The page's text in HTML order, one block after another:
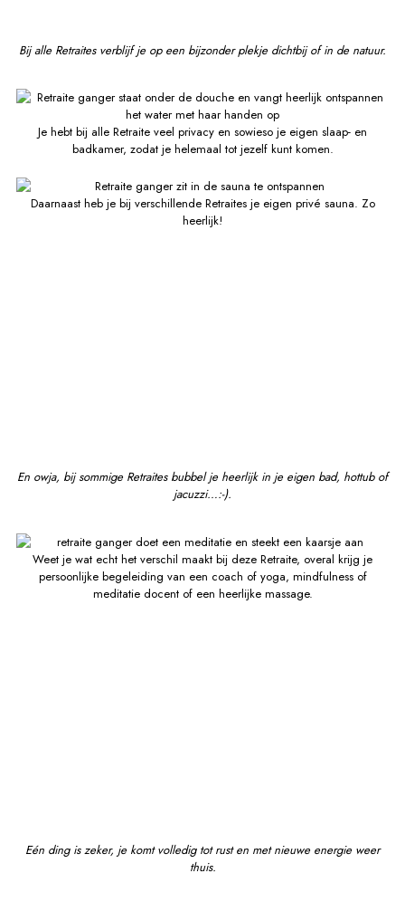
Bij alle Retraites verblijf je op een bijzonder plekje dichtbij of in de natuur.
Je hebt bij alle Retraite veel privacy en sowieso je eigen slaap- en
badkamer, zodat je helemaal tot jezelf kunt komen.
Daarnaast heb je bij verschillende Retraites je eigen privé sauna. Zo
heerlijk!
En owja, bij sommige Retraites bubbel je heerlijk in je eigen bad, hottub of
jacuzzi…:-).
Weet je wat echt het verschil maakt bij deze Retraite, overal krijg je
persoonlijke begeleiding van een coach of yoga, mindfulness of
meditatie docent of een heerlijke massage.
Eén ding is zeker, je komt volledig tot rust en met nieuwe energie weer
thuis.